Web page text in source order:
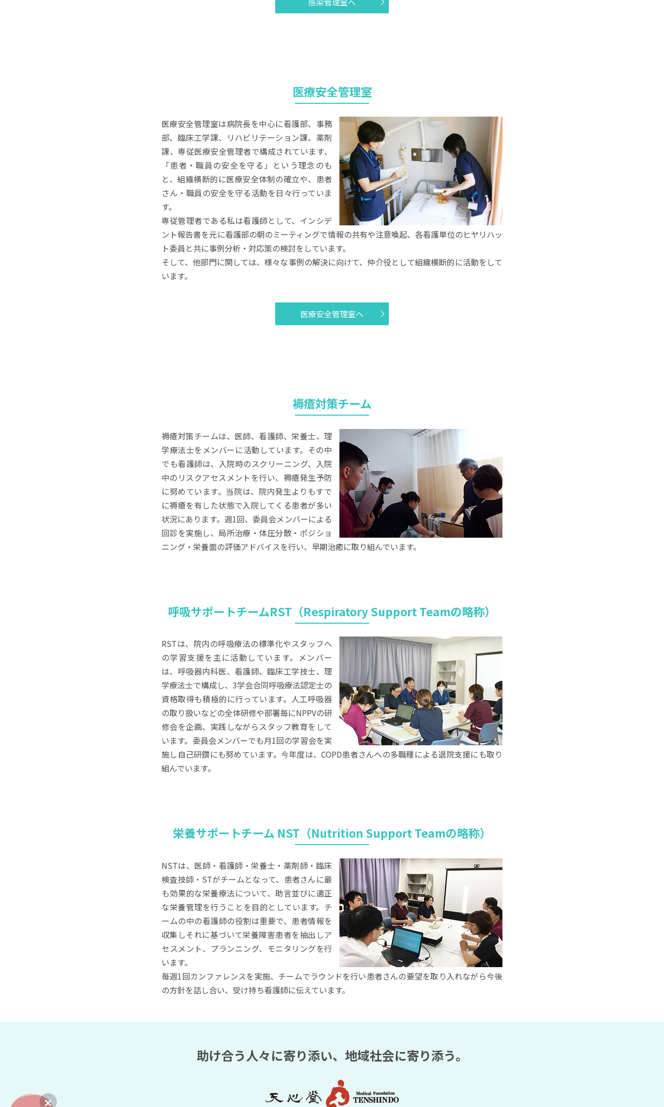
医療安全管理室
医療安全管理室は病院長を中心に看護部、事務
部、臨床工学課、リハビリテーション課、薬剤
課、専従医療安全管理者で構成されています、
「患者・職員の安全を守る」という理念のも
と、組織横断的に医療安全体制の確立や、患者
さん・職員の安全を守る活動を日々行っていま
す。
専従管理者である私は看護師として、インシデ
ント報告書を元に看護部の朝のミーティングで情報の共有や注意喚起、各看護単位のヒヤリハッ
ト委員と共に事例分析・対応策の検討をしています。
そして、他部門に関しては、様々な事例の解決に向けて、仲介役として組織横断的に活動をして
います。
医療安全管理室へ
褥瘡対策チーム
褥瘡対策チームは、医師、看護師、栄養士、理
学療法士をメンバーに活動しています。その中
でも看護師は、入院時のスクリーニング、入院
中のリスクアセスメントを行い、褥瘡発生予防
に努めています。当院は、院内発生よりもすで
に褥瘡を有した状態で入院してくる患者が多い
状況にあります。週1回、委員会メンバーによる
回診を実施し、局所治療・体圧分散・ポジショ
ニング・栄養面の評価アドバイスを行い、早期治癒に取り組んでいます。
呼吸サポートチームRST（Respiratory Support Teamの略称）
RSTは、院内の呼吸療法の標準化やスタッフへ
の学習支援を主に活動しています。メンバー
は、呼吸器内科医、看護師、臨床工学技士、理
学療法士で構成し、3学会合同呼吸療法認定士の
資格取得も積極的に行っています。人工呼吸器
の取り扱いなどの全体研修や部署毎にNPPVの研
修会を企画、実践しながらスタッフ教育をして
います。委員会メンバーでも月1回の学習会を実
施し自己研鑽にも努めています。今年度は、COPD患者さんへの多職種による退院支援にも取り
組んでいます。
栄養サポートチーム NST（Nutrition Support Teamの略称）
NSTは、医師・看護師・栄養士・薬剤師・臨床
検査技師・STがチームとなって、患者さんに最
も効果的な栄養療法について、助言並びに適正
な栄養管理を行うことを目的としています。チ
ームの中の看護師の役割は重要で、患者情報を
収集しそれに基づいて栄養障害患者を抽出しア
セスメント、プランニング、モニタリングを行
います。
毎週1回カンファレンスを実施、チームでラウンドを行い患者さんの要望を取り入れながら今後
の方針を話し合い、受け持ち看護師に伝えています。
助け合う人々に寄り添い、 地域社会に寄り添う。